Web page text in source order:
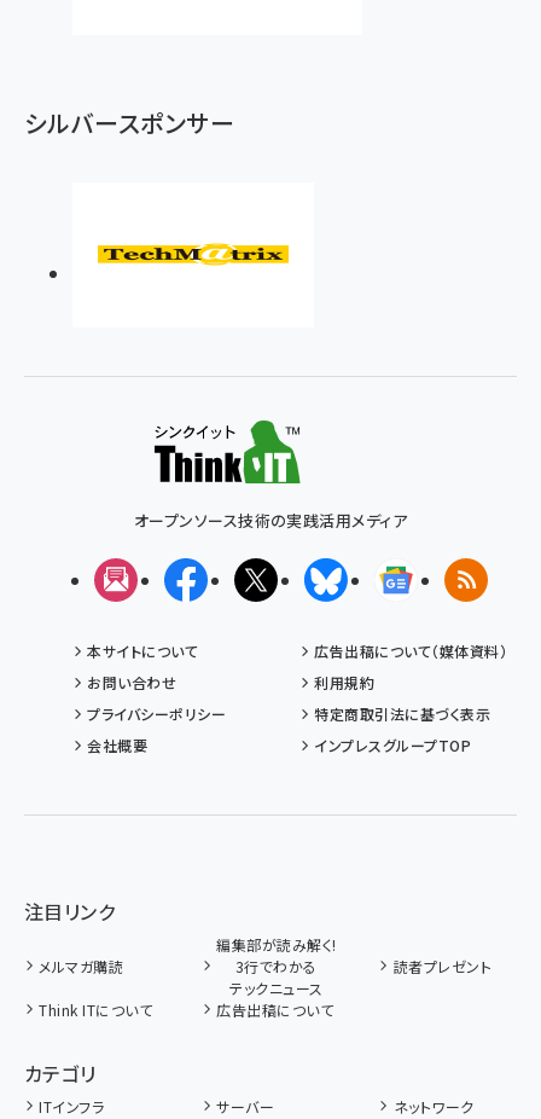
シルバースポンサー
オープンソース技術の実践活用メディア
メルマガFacebookX(エックス)BlueskyGoogleニュ
RSS
本サイトについて
広告出稿について（媒体資料）
お問い合わせ
利用規約
プライバシーポリシー
特定商取引法に基づく表示
会社概要
インプレスグループTOP
注目リンク
メルマガ購読
編集部が読み解く!
3行でわかる
テックニュース
読者プレゼント
Think ITについて 広告出稿について
カテゴリ
ITインフラ サーバー
ネットワーク